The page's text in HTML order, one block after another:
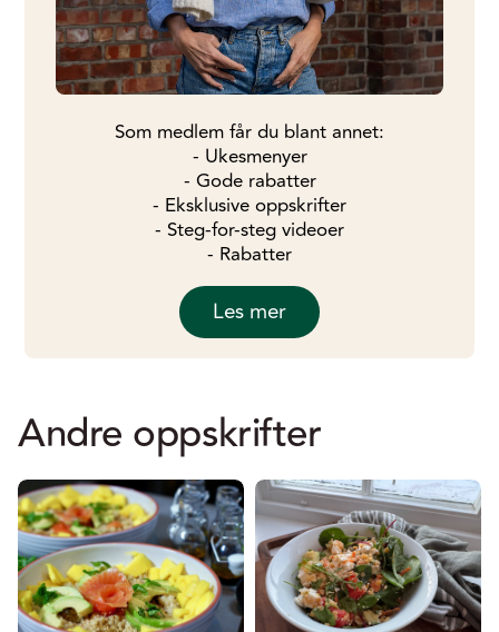
Som medlem får du blant annet:
- Ukesmenyer
- Gode rabatter
- Eksklusive oppskrifter
- Steg-for-steg videoer
- Rabatter
Les mer
Andre oppskrifter